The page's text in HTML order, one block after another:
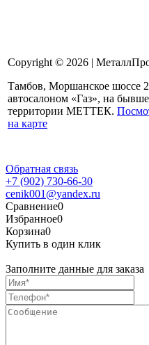
Copyright © 2026 |
Тамбов, Моршанское шоссе
автосалоном «Газ», на
территории МЕТТЕК.
на карте
Обратная связь
+7 (902) 730-66-30
cenik001@yandex.ru
Сравнение0
Избранное0
Корзина0
Купить в один клик
Заполните данные для заказа